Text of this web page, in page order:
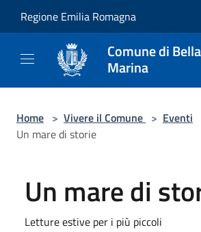
Regione Emilia Romagna
Comune di
Marina
Home > Vivere il Comune > Eventi
Un mare di storie
Un mare di
Letture estive per i più piccoli